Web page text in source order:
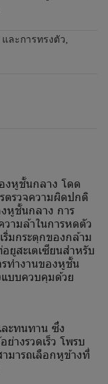
ละการทรงตัว,
งหูชั้นกลาง โดด
ตรวจความผิดปกติ
หูชั้นกลาง การ
ามล้าในการหดตัว
ริ่มกระตุกของกล้าม
ยูสะเตเซียนสำหรับ
ทำงานของหูชั้น
บบควบคุมด้วย
ละทนทาน ซึ่ง
างรวดเร็ว โพรบ
มารถเลือกหูข้างที่